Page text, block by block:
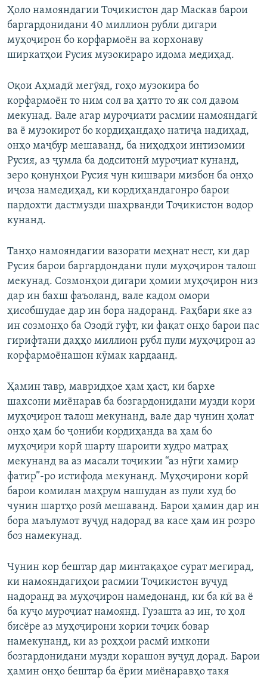
Ҳоло намояндагии Тоҷикистон дар Маскав барои
баргардонидани 40 миллион рубли дигари
муҳоҷирон бо корфармоён ва корхонаву
ширкатҳои Русия музокираро идома медиҳад.
Оқои Аҳмадӣ мегӯяд, гоҳо музокира бо
корфармоён то ним сол ва ҳатто то як сол давом
мекунад. Вале агар муроҷиати расмии намояндагӣ
ва ё музокирот бо кордиҳандаҳо натиҷа надиҳад,
онҳо маҷбур мешаванд, ба ниҳодҳои интизомии
Русия, аз ҷумла ба додситонӣ муроҷиат кунанд,
зеро қонунҳои Русия чун кишвари мизбон ба онҳо
иҷоза намедиҳад, ки кордиҳандагонро барои
пардохти дастмузди шаҳрванди Тоҷикистон водор
кунанд.
Танҳо намояндагии вазорати меҳнат нест, ки дар
Русия барои баргардондани пули муҳоҷирон талош
мекунад. Созмонҳои дигари ҳомии муҳоҷирон низ
дар ин бахш фаъоланд, вале кадом омори
ҳисобшудае дар ин бора надоранд. Раҳбари яке аз
ин созмонҳо ба Озодӣ гуфт, ки фақат онҳо барои пас
гирифтани даҳҳо миллион рубл пули муҳоҷирон аз
корфармоёнашон кӯмак кардаанд.
Ҳамин тавр, мавридҳое ҳам ҳаст, ки бархе
шахсони миёнарав ба бозгардонидани музди кори
муҳоҷирон талош мекунанд, вале дар чунин ҳолат
онҳо ҳам бо ҷониби кордиҳанда ва ҳам бо
муҳоҷири корӣ шарту шароити худро матраҳ
мекунанд ва аз масали тоҷикии “аз нӯги хамир
фатир”-ро истифода мекунанд. Муҳоҷирони корӣ
барои комилан маҳрум нашудан аз пули худ бо
чунин шартҳо розӣ мешаванд. Барои ҳамин дар ин
бора маълумот вуҷуд надорад ва касе ҳам ин розро
боз намекунад.
Чунин кор бештар дар минтақаҳое сурат мегирад,
ки намояндагиҳои расмии Тоҷикистон вуҷуд
надоранд ва муҳоҷирон намедонанд, ки ба кӣ ва ё
ба куҷо муроҷиат намоянд. Гузашта аз ин, то ҳол
бисёре аз муҳоҷирони кории тоҷик бовар
намекунанд, ки аз роҳҳои расмӣ имкони
бозгардонидани музди корашон вуҷуд дорад. Барои
ҳамин онҳо бештар ба ёрии миёнаравҳо такя